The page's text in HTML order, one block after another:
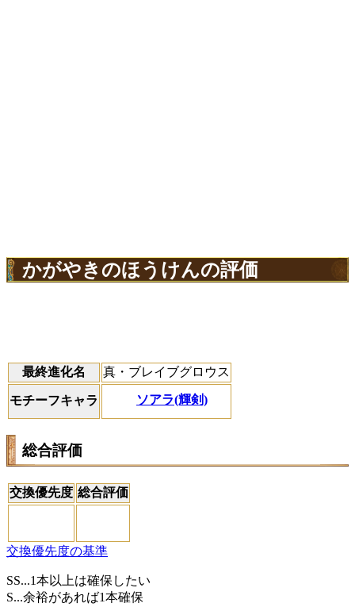
かがやきのほうけんの評価
最終進化名 真・ブレイブグロウス
モチーフキャラ ソアラ(輝剣)
総合評価
交換優先度 総合評価
交換優先度の基準
SS...1本以上は確保したい
S...余裕があれば1本確保